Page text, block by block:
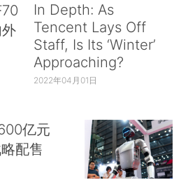
In Depth: As
Tencent Lays Off
Staff, Is Its ‘Winter’
Approaching?
2022年04月01日
亿元
配售